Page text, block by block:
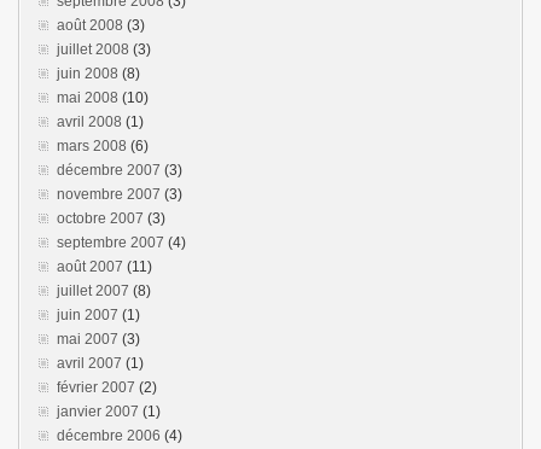
août 2008 (3)
juillet 2008 (3)
juin 2008 (8)
mai 2008 (10)
avril 2008 (1)
mars 2008 (6)
décembre 2007 (3)
novembre 2007 (3)
octobre 2007 (3)
septembre 2007 (4)
août 2007 (11)
juillet 2007 (8)
juin 2007 (1)
mai 2007 (3)
avril 2007 (1)
février 2007 (2)
janvier 2007 (1)
décembre 2006 (4)